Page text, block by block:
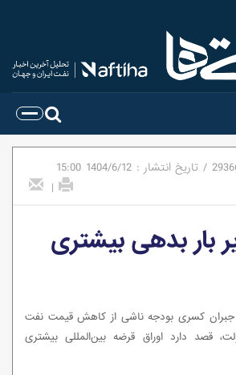
/ تاریخ انتشار : 1404/6/12
15:00
|
بار بدهی بیشتری
جبران کسری بودجه ناشی از کاهش قیمت نفت
قصد دارد اوراق قرضه بین‌المللی بیشتری